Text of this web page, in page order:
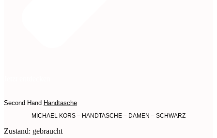
Second Hand Handtasche
MICHAEL KORS – HANDTASCHE – DAMEN – SCHWARZ
Zustand: gebraucht